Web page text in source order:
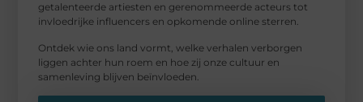
getalenteerde artiesten en gerenommeerde acteurs tot
invloedrijke influencers en opkomende online sterren.
Ontdek wie ons land vormt, welke verhalen verborgen
liggen achter hun roem en hoe zij onze cultuur en
samenleving blijven beïnvloeden.